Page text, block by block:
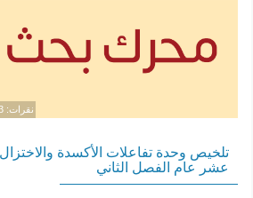
نقرات: 616733 / مشاهدات: 344255771
تلخيص وحدة تفاعلات الأكسدة
عشر عام الفصل الثاني